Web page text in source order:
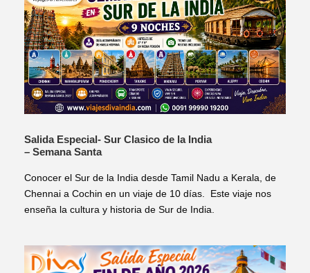
Salida Especial- Sur Clasico de la India
– Semana Santa
Conocer el Sur de la India desde Tamil Nadu a Kerala, de
Chennai a Cochin en un viaje de 10 días. Este viaje nos
enseña la cultura y historia de Sur de India.